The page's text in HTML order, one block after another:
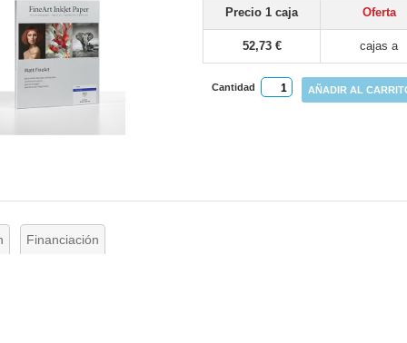
Precio 1 caja Oferta
52,73 € cajas a
Cantidad AÑADIR AL
Financiación